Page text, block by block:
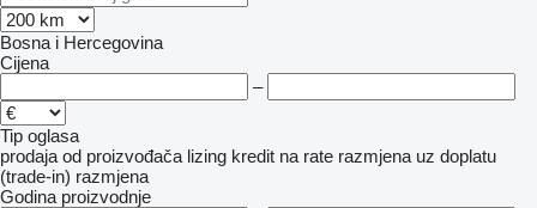
Bosna i Hercegovina
Cijena
–
Tip oglasa
prodaja od proizvođača lizing kredit na rate razmjena uz doplatu
(trade-in) razmjena
Godina proizvodnje